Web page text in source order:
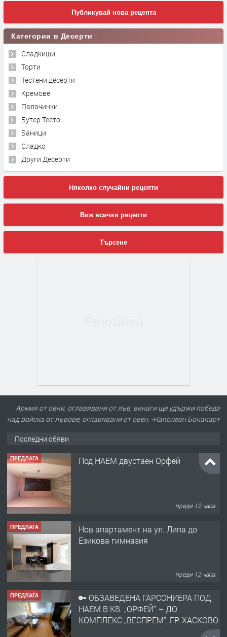
Публикувай нова рецепта
Категории в Десерти
Сладкиши
Торти
Тестени десерти
Кремове
Палачинки
Бутер Тесто
Баници
Сладко
Други Десерти
Няколко случайни рецепти
Виж всички рецепти
Търсене
Армия от овни, оглавявани от лъв, винаги ще удържи победа
над войска от лъвове, оглавявани от овен. -Наполеон Бонапарт
Последни обяви
ПРЕДЛАГА Под НАЕМ двустаен Орфей
преди 12 часа
ПРЕДЛАГА
Нов апартамент на ул. Липа до
Езикова гимназия
преди 12 часа
ПРЕДЛАГА
🔑 ОБЗАВЕДЕНА ГАРСОНИЕРА ПОД
НАЕМ В КВ. „ОРФЕЙ“ – ДО
КОМПЛЕКС „ВЕСПРЕМ“, ГР. ХАСКОВО